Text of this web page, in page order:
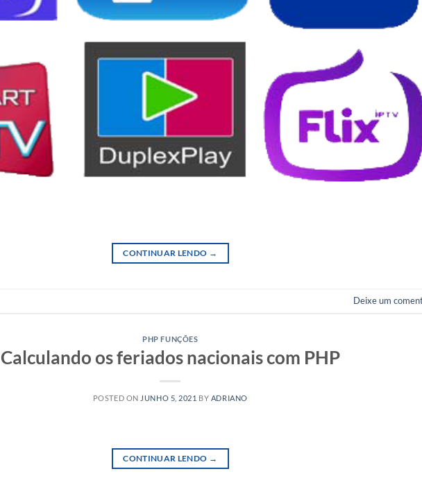
CONTINUAR LENDO →
Deixe um
PHP FUNÇÕES
Calculando os feriados nacionais com PHP
POSTED ON JUNHO 5, 2021 BY ADRIANO
CONTINUAR LENDO →